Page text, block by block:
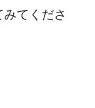
てくださ